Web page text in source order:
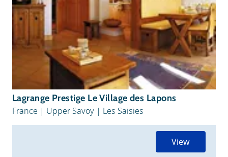
Lagrange Prestige Le Village des Lapons
France | Upper Savoy | Les Saisies
View